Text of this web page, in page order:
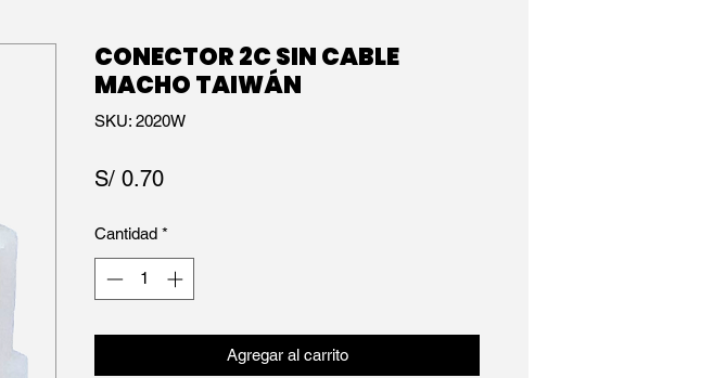
CONECTOR 2C SIN CABLE
MACHO TAIWÁN
SKU: 2020W
S/ 0.70Precio
Cantidad *
Agregar al carrito